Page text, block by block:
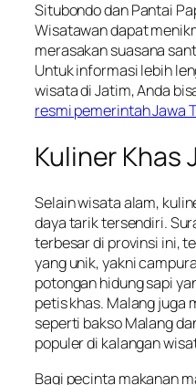
Situbondo dan Pantai
Wisatawan dapat
merasakan suasana
Untuk informasi lebih
wisata di Jatim, Anda
resmi pemerintah Jawa
Kuliner Khas
Selain wisata alam,
daya tarik tersendiri.
terbesar di provinsi ini,
yang unik, yakni
potongan hidung sapi
petis khas. Malang juga
seperti bakso Malang
populer di kalangan
Bagi pecinta makanan